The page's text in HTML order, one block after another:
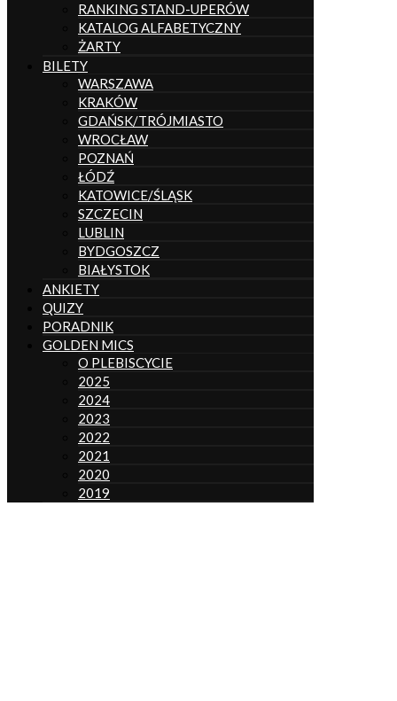
RANKING STAND-UPERÓW
KATALOG ALFABETYCZNY
ŻARTY
BILETY
WARSZAWA
KRAKÓW
GDAŃSK/TRÓJMIASTO
WROCŁAW
POZNAŃ
ŁÓDŹ
KATOWICE/ŚLĄSK
SZCZECIN
LUBLIN
BYDGOSZCZ
BIAŁYSTOK
ANKIETY
QUIZY
PORADNIK
GOLDEN MICS
O PLEBISCYCIE
2025
2024
2023
2022
2021
2020
2019